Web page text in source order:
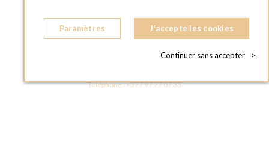
OPTIONS MC
Téléphone :+377 97 77 07 33
Paramètres J'accepte les cookies
Continuer sans accepter >